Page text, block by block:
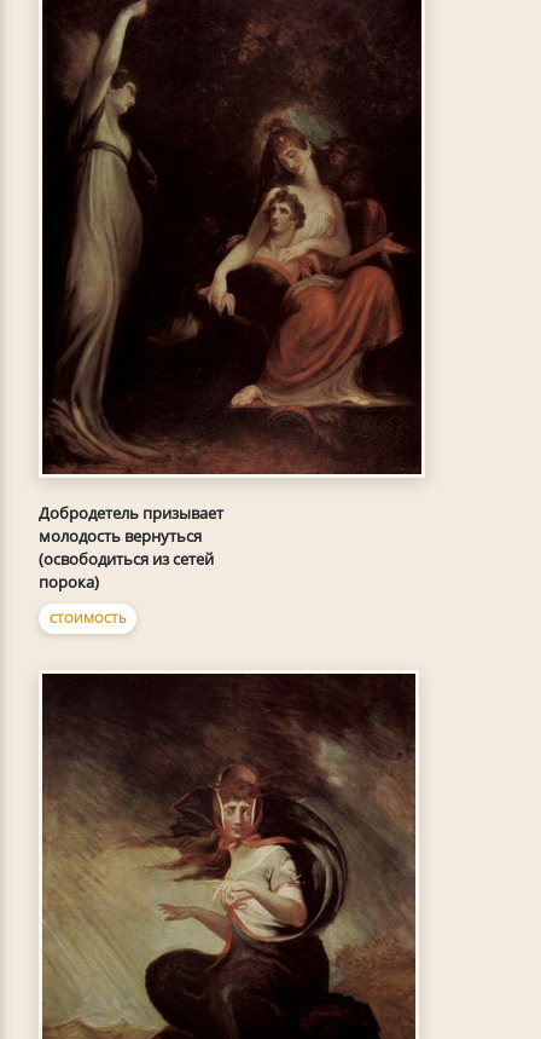
Добродетель призывает
молодость вернуться
(освободиться из сетей
порока)
СТОИМОСТЬ